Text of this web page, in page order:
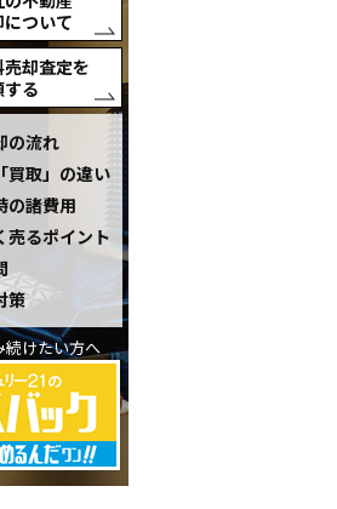
ついて
売却査定を
る
の流れ
買取」の違い
の諸費用
売るポイント
策
続けたい方へ